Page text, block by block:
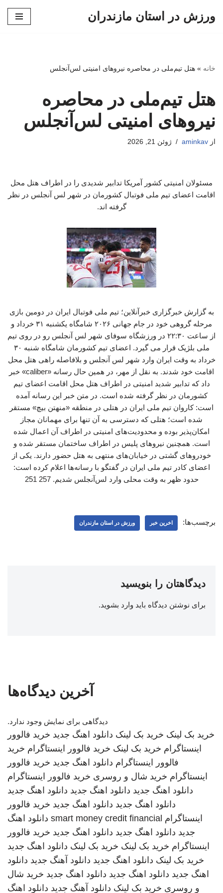
ورزش در استان مازندران
خانه » هتل تیم‌ملی در محاصره نیروهای امنیتی لس‌آنجلس
هتل تیم‌ملی در محاصره
نیروهای امنیتی لس‌آنجلس
از aminkav ژوئن 21, 2026
مسئولان امنیتی کشور آمریکا تدابیر شدیدی را در اطراف هتل محل
اقامت اعضای تیم ملی فوتبال کشورمان در شهر لس آنجلس در نظر
گرفته اند.
به گزارش خبرگزاری خبرآنلاین؛ تیم ملی فوتبال ایران در دومین بازی
مرحله گروهی خود در جام جهانی ۲۰۲۶ شامگاه یکشنبه ۳۱ خرداد و
از ساعت ۲۲:۳۰ در ورزشگاه سوفای شهر لس آنجلس رو در روی تیم
ملی بلژیک قرار می گیرد. اعضای تیم کشورمان شامگاه شنبه ۳۰
خرداد به وقت ایران وارد شهر لس آنجلس و بلافاصله راهی هتل محل
اقامت خود شدند. به نقل از مهر، در همین حال رسانه «caliber» خبر
داد که تدابیر شدید امنیتی در اطراف هتل محل اقامت اعضای تیم
کشورمان در نظر گرفته شده است. در متن خبر این رسانه آمده
است: کاروان تیم ملی ایران در هتلی در منطقه «منهتن بیچ» مستقر
شده است؛ هتلی که دسترسی به آن تنها برای مهمانان مجاز
امکان‌پذیر بوده و محدودیت‌های امنیتی در اطراف آن اعمال شده
است. همچنین نیروهای پلیس در اطراف ساختمان مستقر شده و
خودروهای گشتی در خیابان‌های منتهی به هتل حضور دارند. یکی از
اعضای کادر تیم ملی ایران در گفتگو با رسانه‌ها اعلام کرده است:
حدود ظهر به وقت محلی وارد لس‌آنجلس شدیم. 257 251
برچسب‌ها: اخرین خبر ورزش در استان مازندران
دیدگاهتان را بنویسید
برای نوشتن دیدگاه باید وارد بشوید.
آخرین دیدگاه‌ها
دیدگاهی برای نمایش وجود ندارد.
خرید بک لینک خرید بک لینک دانلود اهنگ جدید خرید فالوور
اینستاگرام خرید بک لینک خرید فالوور اینستاگرام خرید
فالوور اینستاگرام دانلود اهنگ جدید خرید فالوور
اینستاگرام خرید شال و روسری خرید فالوور اینستاگرام
دانلود اهنگ جدید دانلود اهنگ جدید دانلود اهنگ جدید
دانلود اهنگ جدید دانلود اهنگ جدید خرید فالوور
اینستاگرام smart money credit financial دانلود اهنگ
جدید دانلود اهنگ جدید دانلود اهنگ جدید خرید فالوور
اینستاگرام خرید بک لینک خرید بک لینک دانلود اهنگ جدید
خرید بک لینک دانلود اهنگ جدید دانلود آهنگ جدید دانلود
اهنگ جدید دانلود اهنگ جدید دانلود اهنگ جدید خرید شال
و روسری خرید بک لینک دانلود آهنگ جدید دانلود اهنگ